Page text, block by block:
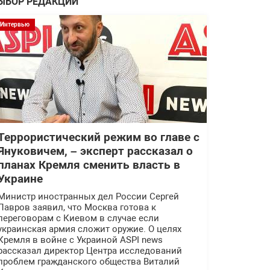
Интервью
режим во главе с
– эксперт рассказал о
Кремля сменить власть в
иностранных дел России Сергей
заявил, что Москва готова к
с Киевом в случае если
армия сложит оружие. О целях
в войне с Украиной ASPI news
директор Центра исследований
гражданского общества Виталий